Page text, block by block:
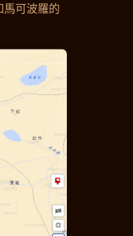
可波羅的